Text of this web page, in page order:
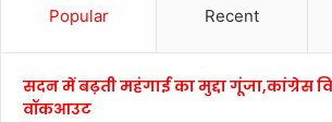
Popular Recent
सदन में बढ़ती महंगाई का मुद्दा गूंजा,कांग्रेस
वॉकआउट